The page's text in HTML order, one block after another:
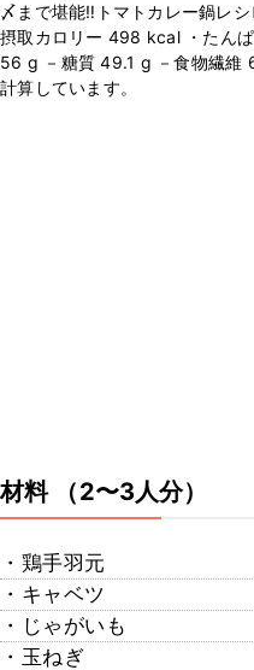
〆まで堪能‼︎トマトカレー鍋レ
摂取カロリー 498 kcal ・たん
56 g －糖質 49.1 g －食物繊維
計算しています。
材料 （2〜3人分）
・鶏手羽元
・キャベツ
・じゃがいも
・玉ねぎ